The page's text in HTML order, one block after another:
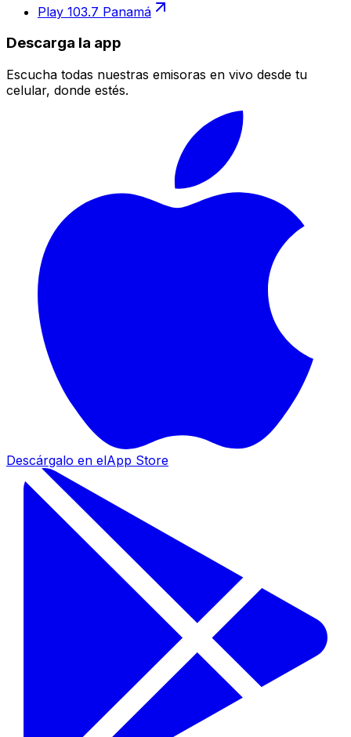
Play 103.7 Panamá
Descarga la app
Escucha todas nuestras emisoras en vivo desde tu
celular, donde estés.
Descárgalo en elApp Store